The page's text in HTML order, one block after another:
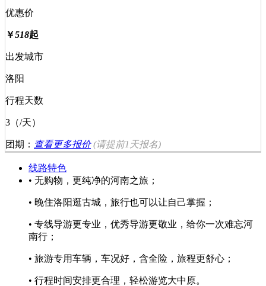
优惠价
￥518起
出发城市
洛阳
行程天数
3（/天）
团期： 查看更多报价 (请提前1天报名)
线路特色
• 无购物，更纯净的河南之旅；
• 晚住洛阳逛古城，旅行也可以让自己掌握；
• 专线导游更专业，优秀导游更敬业，给你一次难忘河
南行；
• 旅游专用车辆，车况好，含全险，旅程更舒心；
• 行程时间安排更合理，轻松游览大中原。